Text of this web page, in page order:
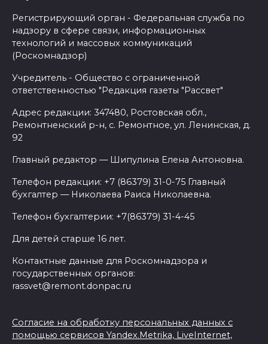
Регистрирующий орган - Федеральная служба по
надзору в сфере связи, информационных
технологий и массовых коммуникаций
(Роскомнадзор)
Учредитель - Общество с ограниченной
ответственностью "Редакция газеты "Рассвет"
Адрес редакции: 347480, Ростовская обл.,
Ремонтненский р-н, с. Ремонтное, ул. Ленинская, д.
92
Главный редактор — Шипулина Елена Антоновна.
Телефон редакции: +7 (86379) 31-0-75 Главный
бухгалтер — Николаева Раиса Николаевна.
Телефон бухгалтерии: +7(86379) 31-4-45
Для детей старше 16 лет.
Контактные данные для Роскомнадзора и
государственных органов:
rassvet@remont.donpac.ru
Согласие на обработку персональных данных с
помощью сервисов Yandex.Metrika, LiveInternet,